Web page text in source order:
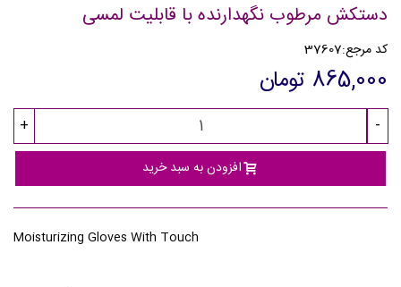
دستکش مرطوب نگهدارنده با قابلیت لمسی
کد مرجع:37607
865,000 تومان
-
+
افزودن به سبد خرید
Moisturizing Gloves With Touch